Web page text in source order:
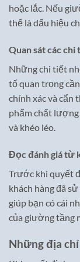
hoặc lắc. Nếu
thể là dấu hiệu
Quan sát các chi
Những chi tiết
tố quan trọng
chính xác và cẩn
phẩm chất lượng
và khéo léo.
Đọc đánh giá từ
Trước khi quyết
khách hàng đã
giúp bạn có cái
của giường tầng
Những địa